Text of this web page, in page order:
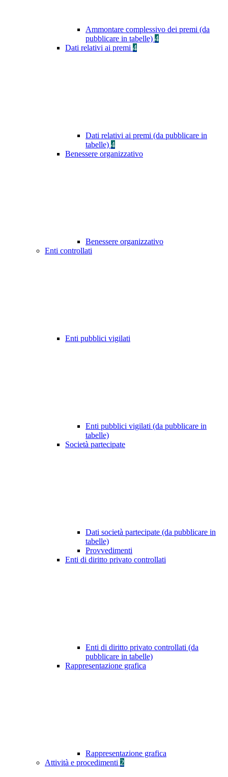
Ammontare complessivo dei premi (da
pubblicare in tabelle) 4
Dati relativi ai premi 4
Dati relativi ai premi (da pubblicare in
tabelle) 4
Benessere organizzativo
Benessere organizzativo
Enti controllati
Enti pubblici vigilati
Enti pubblici vigilati (da pubblicare in
tabelle)
Società partecipate
Dati società partecipate (da pubblicare in
tabelle)
Provvedimenti
Enti di diritto privato controllati
Enti di diritto privato controllati (da
pubblicare in tabelle)
Rappresentazione grafica
Rappresentazione grafica
Attività e procedimenti 2